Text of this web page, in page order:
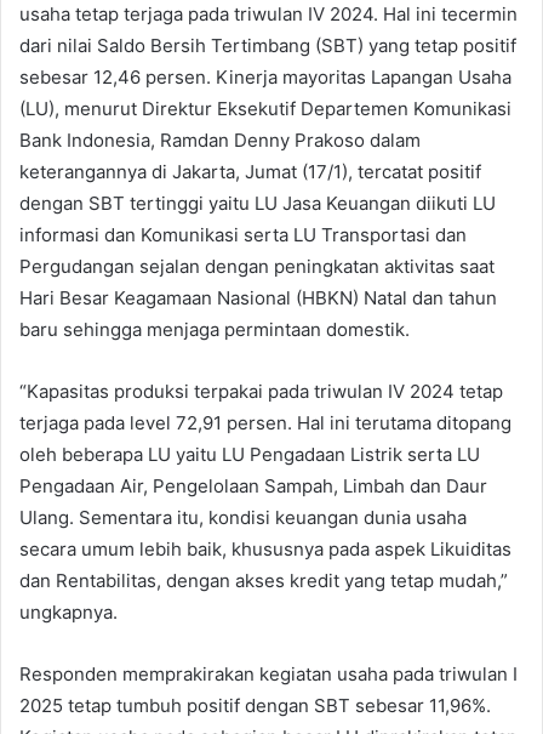
usaha tetap terjaga pada triwulan IV 2024. Hal ini tecermin
dari nilai Saldo Bersih Tertimbang (SBT) yang tetap positif
sebesar 12,46 persen. Kinerja mayoritas Lapangan Usaha
(LU), menurut Direktur Eksekutif Departemen Komunikasi
Bank Indonesia, Ramdan Denny Prakoso dalam
keterangannya di Jakarta, Jumat (17/1), tercatat positif
dengan SBT tertinggi yaitu LU Jasa Keuangan diikuti LU
informasi dan Komunikasi serta LU Transportasi dan
Pergudangan sejalan dengan peningkatan aktivitas saat
Hari Besar Keagamaan Nasional (HBKN) Natal dan tahun
baru sehingga menjaga permintaan domestik.
“Kapasitas produksi terpakai pada triwulan IV 2024 tetap
terjaga pada level 72,91 persen. Hal ini terutama ditopang
oleh beberapa LU yaitu LU Pengadaan Listrik serta LU
Pengadaan Air, Pengelolaan Sampah, Limbah dan Daur
Ulang. Sementara itu, kondisi keuangan dunia usaha
secara umum lebih baik, khususnya pada aspek Likuiditas
dan Rentabilitas, dengan akses kredit yang tetap mudah,”
ungkapnya.
Responden memprakirakan kegiatan usaha pada triwulan I
2025 tetap tumbuh positif dengan SBT sebesar 11,96%.